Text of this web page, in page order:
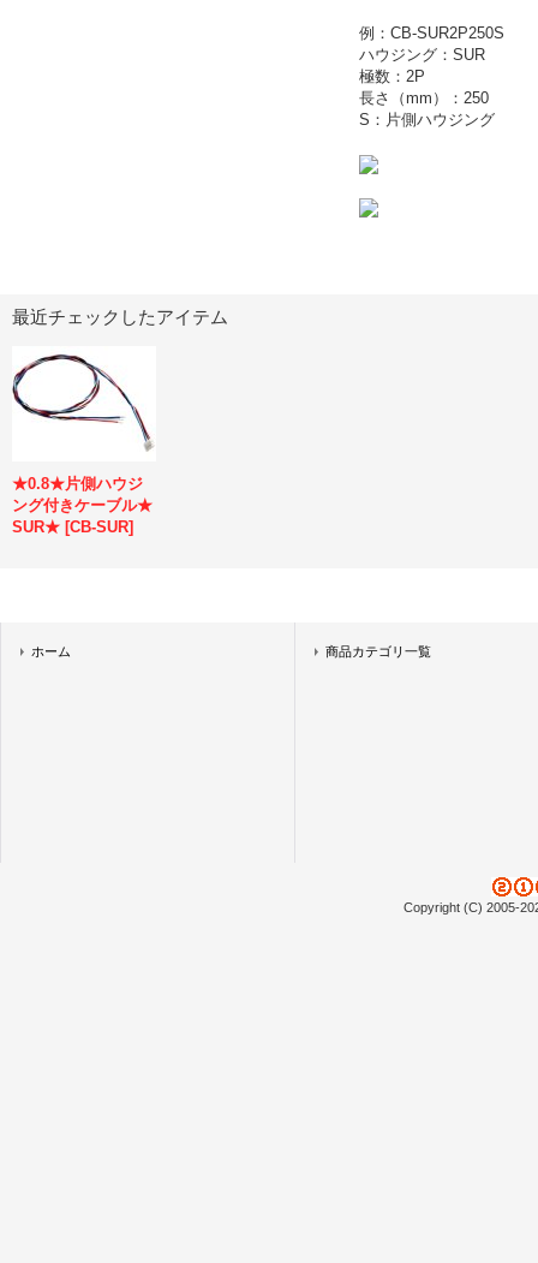
例：CB-SUR2P250S
ハウジング：SUR
極数：2P
長さ（mm）：250
S：片側ハウジング
最近チェックしたアイテム
★0.8★片側ハウジ
ング付きケーブル★
SUR★ [CB-SUR]
ホーム 商品カテゴリ一覧
Copyright (C) 2005-